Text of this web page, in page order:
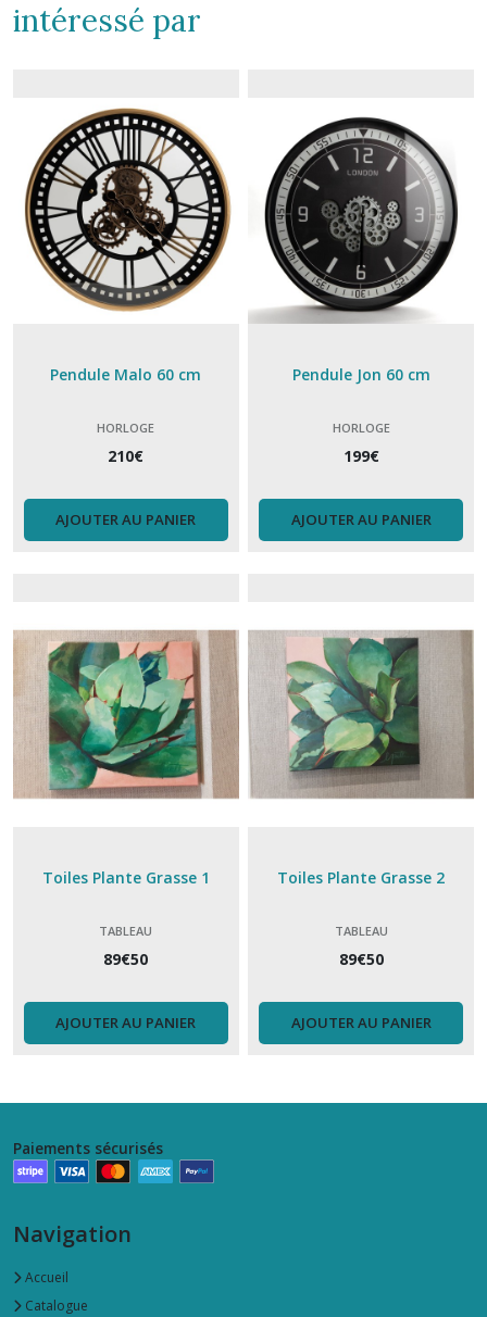
intéressé par
Pendule Malo 60 cm
HORLOGE
210€
AJOUTER AU PANIER
Pendule Jon 60 cm
HORLOGE
199€
AJOUTER AU PANIER
Toiles Plante Grasse 1
TABLEAU
89€50
AJOUTER AU PANIER
Toiles Plante Grasse 2
TABLEAU
89€50
AJOUTER AU PANIER
Paiements sécurisés
Navigation
Accueil
Catalogue